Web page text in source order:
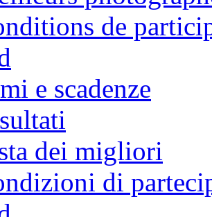
de
e scadenze
dei migliori
di